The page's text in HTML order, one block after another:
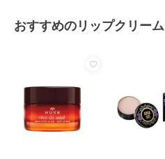
おすすめのリップクリーム